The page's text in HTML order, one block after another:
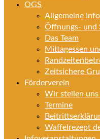
OGS
Allgemeine
Öffnungs- und
Das Team
Mittagessen
Zeitsichere
Förderverein
Wir stellen uns
Termine
Waffelrezept